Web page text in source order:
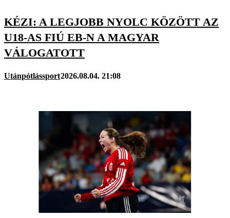
KÉZI: A LEGJOBB NYOLC KÖZÖTT AZ
U18-AS FIÚ EB-N A MAGYAR
VÁLOGATOTT
Utánpótlássport2026.08.04. 21:08